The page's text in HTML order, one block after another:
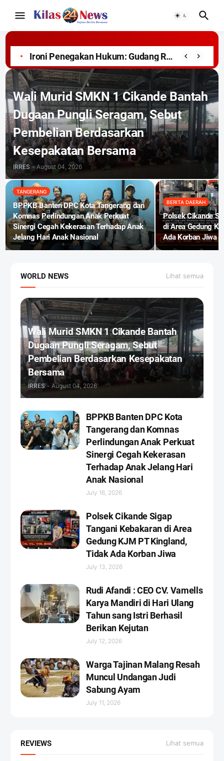
Ironi Penegakan Hukum: Gudang Rokok Lato Diduga Ilegal Berada di Permukiman, Tak Jauh dari Pos Polisi
Wali Murid SMKN 1 Cikande Bantah
Dugaan Pungli Seragam, Sebut
Pembelian Berdasarkan
Kesepakatan Bersama
IRRES - August 04, 2026
TANGERANG
BPPKB Banten DPC Kota Tangerang dan
Komnas Perlindungan Anak Perkuat
Sinergi Cegah Kekerasan Terhadap Anak
Jelang Hari Anak Nasional
BERITA DAERAH
Polsek Cikande
di Area Gedung
Ada Korban Jiwa
WORLD NEWS Lihat semua
Wali Murid SMKN 1 Cikande Bantah
Dugaan Pungli Seragam, Sebut
Pembelian Berdasarkan Kesepakatan
Bersama
IRRES - August 04, 2026
BPPKB Banten DPC Kota
Tangerang dan Komnas
Perlindungan Anak Perkuat
Sinergi Cegah Kekerasan
Terhadap Anak Jelang Hari
Anak Nasional
July 16, 2026
Polsek Cikande Sigap
Tangani Kebakaran di Area
Gedung KJM PT Kingland,
Tidak Ada Korban Jiwa
July 13, 2026
Rudi Afandi : CEO CV. Vamells
Karya Mandiri di Hari Ulang
Tahun sang Istri Berhasil
Berikan Kejutan ‎
July 12, 2026
Warga Tajinan Malang Resah
Muncul Undangan Judi
Sabung Ayam
July 11, 2026
REVIEWS Lihat semua